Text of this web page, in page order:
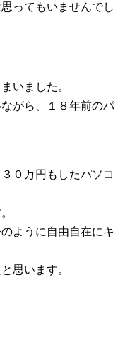
ってもいませんでし
いました。
がら、１８年前のパ
０万円もしたパソコ
ように自由自在にキ
思います。